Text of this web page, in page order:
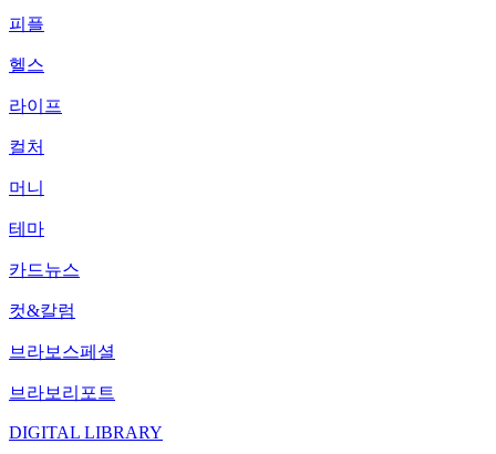
피플
헬스
라이프
컬처
머니
테마
카드뉴스
컷&칼럼
브라보스페셜
브라보리포트
DIGITAL LIBRARY